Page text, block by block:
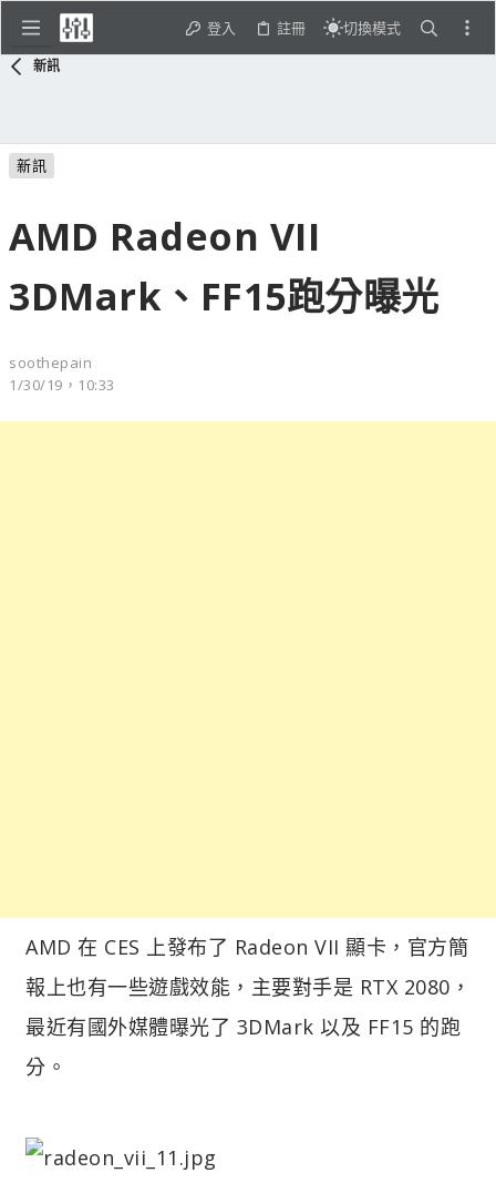
登入 註冊 切換模式
新訊
新訊
AMD Radeon VII
3DMark、FF15跑分曝光
soothepain
1/30/19，10:33
AMD 在 CES 上發布了 Radeon VII 顯卡，官方簡
報上也有一些遊戲效能，主要對手是 RTX 2080，
最近有國外媒體曝光了 3DMark 以及 FF15 的跑
分。